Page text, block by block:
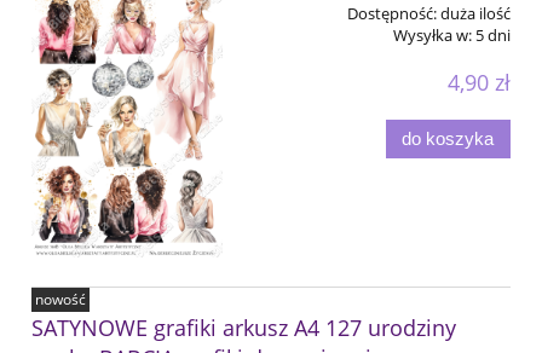
Dostępność:duża ilość
Wysyłka w: 5 dni
4,90 zł
do koszyka
SATYNOWE grafiki arkusz A4 127 urodziny
nowość